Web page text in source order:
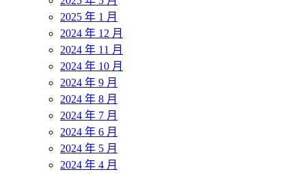
2025 年 1 月
2024 年 12 月
2024 年 11 月
2024 年 10 月
2024 年 9 月
2024 年 8 月
2024 年 7 月
2024 年 6 月
2024 年 5 月
2024 年 4 月